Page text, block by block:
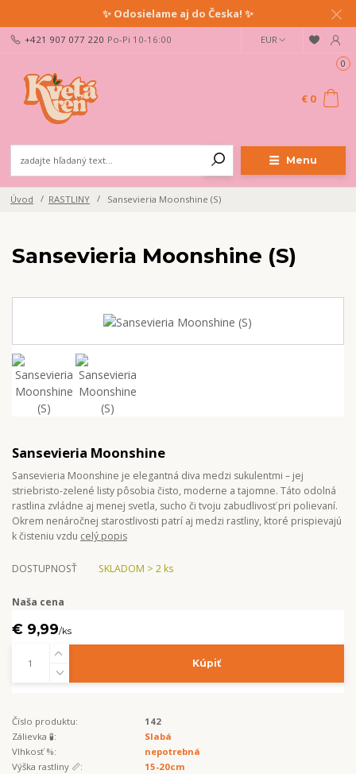
✨ Odosielame aj do Česka! ✨
Menu
EUR
+421 907 077 220 Po-Pi 10-16:00
0
€ 0
Úvod RASTLINY Sansevieria Moonshine (S)
Sansevieria Moonshine (S)
Sansevieria Moonshine
Sansevieria Moonshine je elegantná diva medzi sukulentmi – jej
striebristo-zelené listy pôsobia čisto, moderne a tajomne. Táto odolná
rastlina zvládne aj menej svetla, sucho či tvoju zabudlivosť pri polievaní.
Okrem nenáročnej starostlivosti patrí aj medzi rastliny, ktoré prispievajú
k čisteniu vzdu celý popis
DOSTUPNOSŤ SKLADOM > 2 ks
Naša cena
€ 9,99/ks
Kúpiť
Číslo produktu:
142
Zálievka 🧪:
Slabá
Vlhkosť %:
nepotrebná
Výška rastliny 📏:
15-20cm